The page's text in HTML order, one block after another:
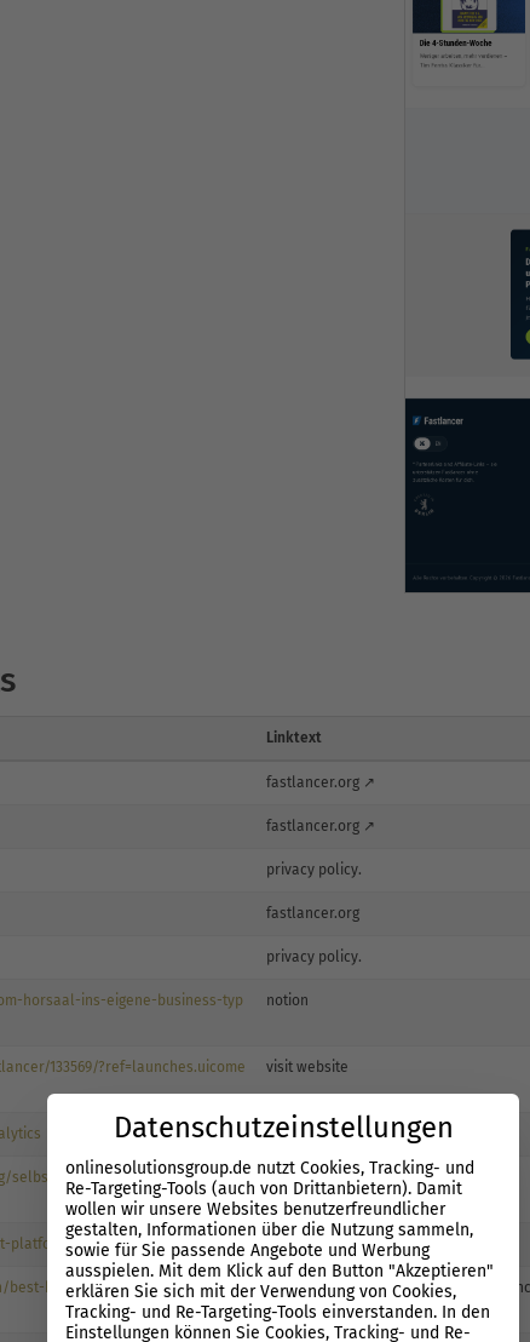
Linktext
fastlancer.org ↗
fastlancer.org ↗
privacy policy.
fastlancer.org
privacy policy.
horsaal-ins-eigene-business-typ
notion
133569/?ref=launches.uicome
visit website
visit site
selbststaendigkeit/freiberufler-we
tools für projektmanagement
platforms/fastlancer fastlancer.org
best-hour-tracking-software-for-fr
https://www.fastlancer.org/en/
Datenschutzeinstellungen
onlinesolutionsgroup.de nutzt Cookies, Tracking- und
Re-Targeting-Tools (auch von Drittanbietern). Damit
wollen wir unsere Websites benutzerfreundlicher
gestalten, Informationen über die Nutzung sammeln,
sowie für Sie passende Angebote und Werbung
ausspielen. Mit dem Klick auf den Button "Akzeptieren"
erklären Sie sich mit der Verwendung von Cookies,
Tracking- und Re-Targeting-Tools einverstanden. In den
Einstellungen können Sie Cookies, Tracking- und Re-